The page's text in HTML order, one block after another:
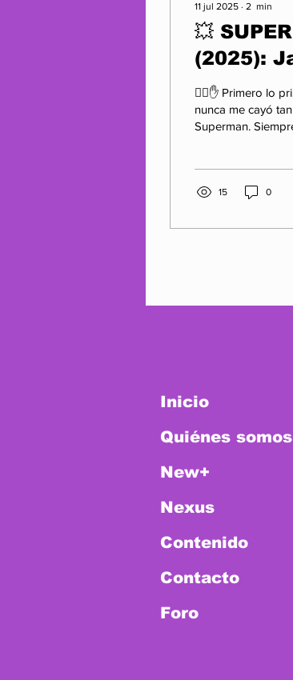
11 jul 2025 ∙ 2 min
💥
(2025):
Gunn le
capa al
y salva al
de
(otra vez)
🦸‍♂️✋ Primero lo
nunca me cayó
Superman.
familiares....
15 0
Inicio
Quiénes somos
New+
Nexus
Contenido
Contacto
Foro